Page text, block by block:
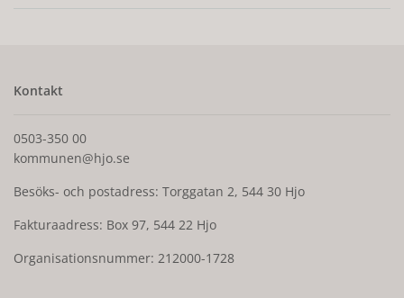
Kontakt
0503-350 00
kommunen@hjo.se
Besöks- och postadress: Torggatan 2, 544 30 Hjo
Fakturaadress: Box 97, 544 22 Hjo
Organisationsnummer: 212000-1728